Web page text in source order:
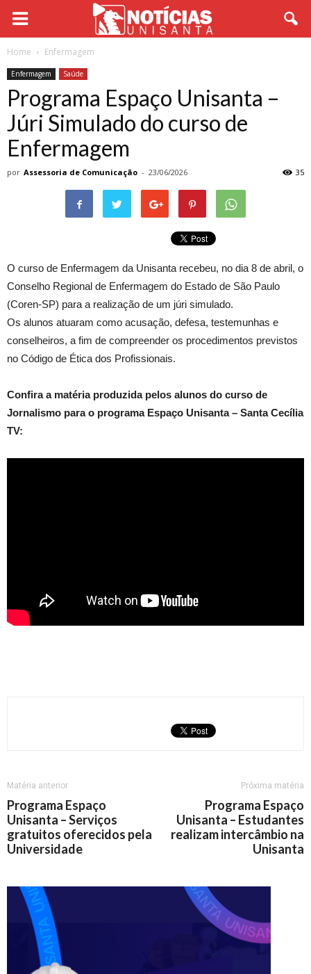
Home Enfermagem
Enfermagem Saúde
Programa Espaço Unisanta –
Júri Simulado do curso de
Enfermagem
por Assessoria de Comunicação - 23/06/2026 35
O curso de Enfermagem da Unisanta recebeu, no dia 8 de abril, o
Conselho Regional de Enfermagem do Estado de São Paulo
(Coren-SP) para a realização de um júri simulado.
Os alunos atuaram como acusação, defesa, testemunhas e
conselheiros, a fim de compreender os procedimentos previstos
no Código de Ética dos Profissionais.
Confira a matéria produzida pelos alunos do curso de
Jornalismo para o programa Espaço Unisanta – Santa Cecília
TV:
Matéria anterior
Programa Espaço
Unisanta – Serviços
gratuitos oferecidos pela
Universidade
Próxima matéria
Programa Espaço
Unisanta – Estudantes
realizam intercâmbio na
Unisanta